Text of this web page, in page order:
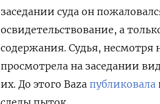
заседании суда он
освидетельствование, а
содержания. Судья, несмотря
просмотрела на заседании
их. До этого Baza публиковала